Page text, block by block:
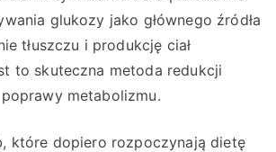
glukozy jako głównego źródła
tłuszczu i produkcję ciał
to skuteczna metoda redukcji
metabolizmu.
które dopiero rozpoczynają dietę